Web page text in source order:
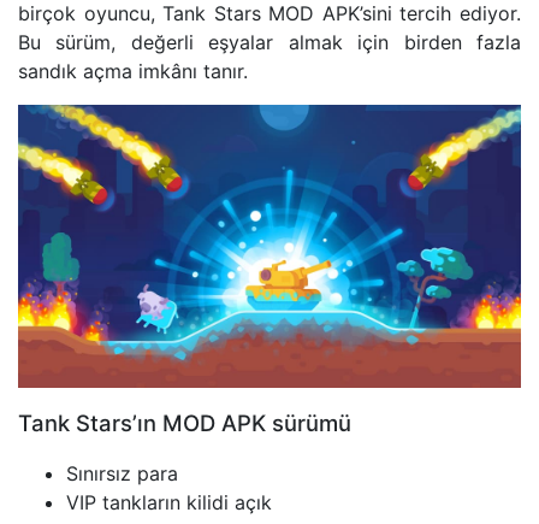
birçok oyuncu, Tank Stars MOD APK’sini tercih ediyor.
Bu sürüm, değerli eşyalar almak için birden fazla
sandık açma imkânı tanır.
Tank Stars’ın MOD APK sürümü
Sınırsız para
VIP tankların kilidi açık